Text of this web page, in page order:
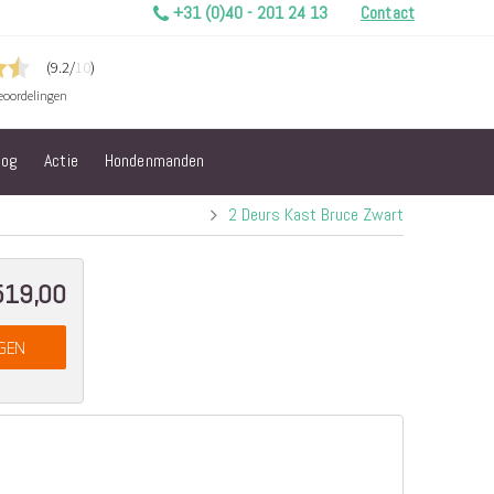
+31 (0)40 - 201 24 13 Contact
Actie Hondenmanden
2 Deurs Kast Bruce Zwart